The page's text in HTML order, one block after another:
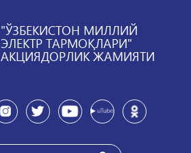
"ЎЗБЕКИСТОН МИЛЛИЙ
ЭЛЕКТР ТАРМОҚЛАРИ"
АКЦИЯДОРЛИК ЖАМИЯТИ